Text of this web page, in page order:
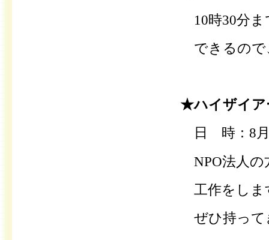
10時30分ま
できるので
★ハイザイア
日 時：8月
NPO法人の
工作をしま
ぜひ持って